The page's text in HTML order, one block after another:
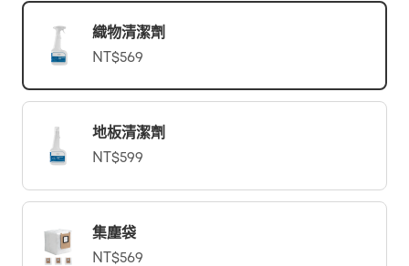
織物清潔劑
NT$569
地板清潔劑
NT$599
集塵袋
NT$569